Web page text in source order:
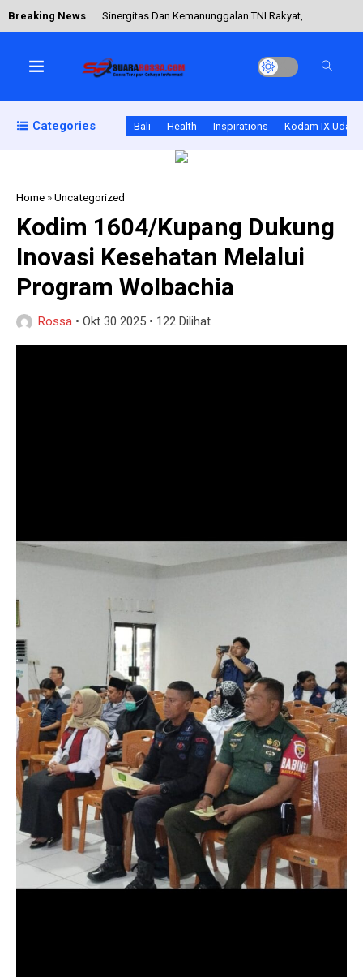
Breaking News Sinergitas Dan Kemanunggalan TNI Rakyat,
Kelancaran Upacara Melasti
TNI Hadir di Tengah Masyarakat, Koramil Poto
untuk Wujudkan Keamanan dan Persatuan Warga
Categories Bali Health Inspirations Kodam IX
Home »Uncategorized
Kodim 1604/Kupang Dukung
Inovasi Kesehatan Melalui
Program Wolbachia
Rossa • Okt 30 2025 • 122 Dilihat